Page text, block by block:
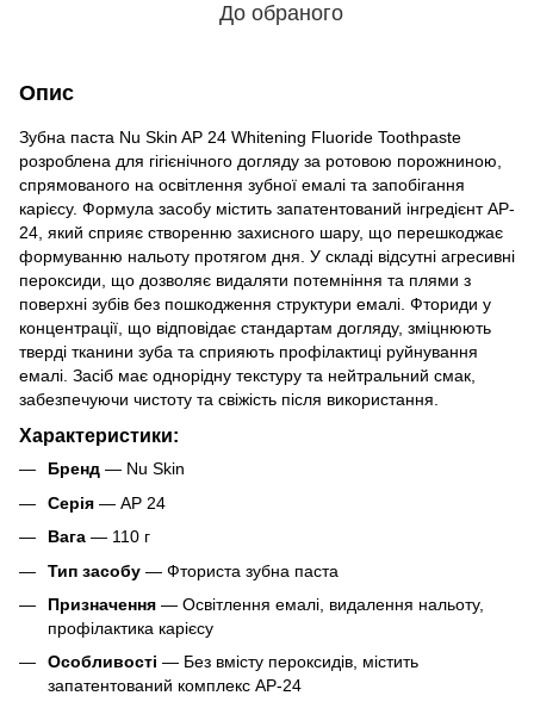
До обраного
Опис
Зубна паста Nu Skin AP 24 Whitening Fluoride Toothpaste
розроблена для гігієнічного догляду за ротовою порожниною,
спрямованого на освітлення зубної емалі та запобігання
карієсу. Формула засобу містить запатентований інгредієнт AP-
24, який сприяє створенню захисного шару, що перешкоджає
формуванню нальоту протягом дня. У складі відсутні агресивні
пероксиди, що дозволяє видаляти потемніння та плями з
поверхні зубів без пошкодження структури емалі. Фториди у
концентрації, що відповідає стандартам догляду, зміцнюють
тверді тканини зуба та сприяють профілактиці руйнування
емалі. Засіб має однорідну текстуру та нейтральний смак,
забезпечуючи чистоту та свіжість після використання.
Характеристики:
Бренд — Nu Skin
Серія — AP 24
Вага — 110 г
Тип засобу — Фториста зубна паста
Призначення — Освітлення емалі, видалення нальоту,
профілактика карієсу
Особливості — Без вмісту пероксидів, містить
запатентований комплекс AP-24